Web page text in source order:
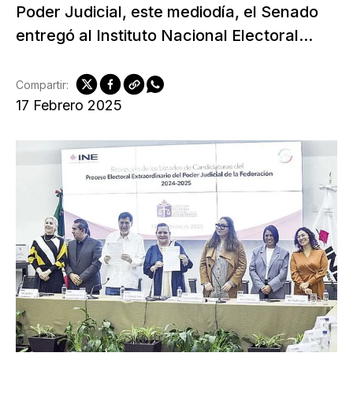
Poder Judicial, este mediodía, el Senado
entregó al Instituto Nacional Electoral...
17 Febrero 2025
Compartir: